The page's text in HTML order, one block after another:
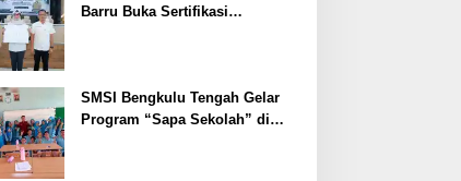
Barru Buka Sertifikasi
SMSI Bengkulu Tengah Gelar
Program “Sapa Sekolah” di